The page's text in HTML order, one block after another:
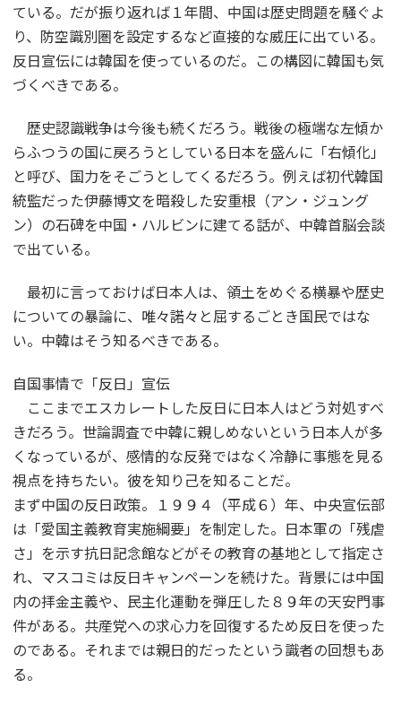
ている。だが振り返れば１年間、中国は歴史問題を騒ぐよ
り、防空識別圏を設定するなど直接的な威圧に出ている。
反日宣伝には韓国を使っているのだ。この構図に韓国も気
づくべきである。
歴史認識戦争は今後も続くだろう。戦後の極端な左傾か
らふつうの国に戻ろうとしている日本を盛んに「右傾化」
と呼び、国力をそごうとしてくるだろう。例えば初代韓国
統監だった伊藤博文を暗殺した安重根（アン・ジュング
ン）の石碑を中国・ハルビンに建てる話が、中韓首脳会談
で出ている。
最初に言っておけば日本人は、領土をめぐる横暴や歴史
についての暴論に、唯々諾々と屈するごとき国民ではな
い。中韓はそう知るべきである。
自国事情で「反日」宣伝
ここまでエスカレートした反日に日本人はどう対処すべ
きだろう。世論調査で中韓に親しめないという日本人が多
くなっているが、感情的な反発ではなく冷静に事態を見る
視点を持ちたい。彼を知り己を知ることだ。
まず中国の反日政策。１９９４（平成６）年、中央宣伝部
は「愛国主義教育実施綱要」を制定した。日本軍の「残虐
さ」を示す抗日記念館などがその教育の基地として指定さ
れ、マスコミは反日キャンペーンを続けた。背景には中国
内の拝金主義や、民主化運動を弾圧した８９年の天安門事
件がある。共産党への求心力を回復するため反日を使った
のである。それまでは親日的だったという識者の回想もあ
る。